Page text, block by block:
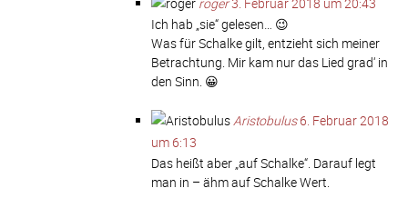
roger3. Februar 2018 um 20:43
Ich hab „sie“ gelesen… 😉
Was für Schalke gilt, entzieht sich meiner
Betrachtung. Mir kam nur das Lied grad‘ in
den Sinn. 😀
Aristobulus 6. Februar 2018
um 6:13
Das heißt aber „auf Schalke“. Darauf legt
man in – ähm auf Schalke Wert.